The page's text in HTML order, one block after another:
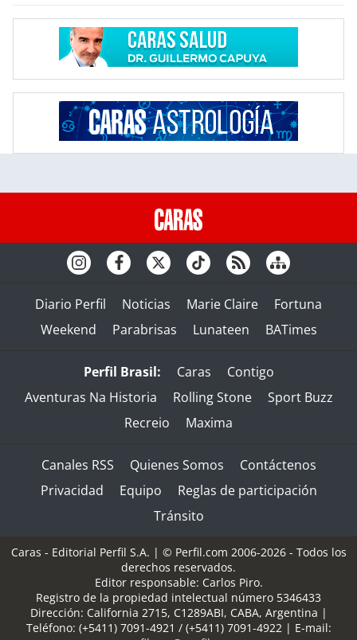
Diario Perfil Noticias Marie Claire
Fortuna
Weekend
Parabrisas Lunateen BATimes
Perfil Brasil: Caras
Contigo
Aventuras Na Historia
Rolling Stone
Sport Buzz
Recreio
Maxima
Canales RSS Quienes Somos
Contáctenos
Privacidad
Equipo
Reglas de participación
Tránsito
Caras - Editorial Perfil S.A. | © Perfil.com 2006-2026 - Todos los
derechos reservados.
Editor responsable: Carlos Piro.
Registro de la propiedad intelectual número 5346433
Dirección: California 2715, C1289ABI, CABA, Argentina |
Teléfono: (+5411) 7091-4921 / (+5411) 7091-4922 | E-mail: